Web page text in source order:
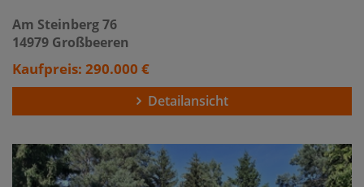
Am Steinberg 76
14979 Großbeeren
Kaufpreis: 290.000 €
Detailansicht